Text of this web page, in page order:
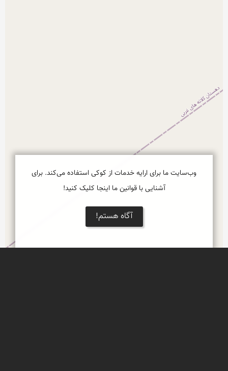
وب‌سایت ما برای ارایه خدمات از کوکی استفاده می‌کند. برای
آشنایی با قوانین ما اینجا کلیک کنید!
آگاه هستم!